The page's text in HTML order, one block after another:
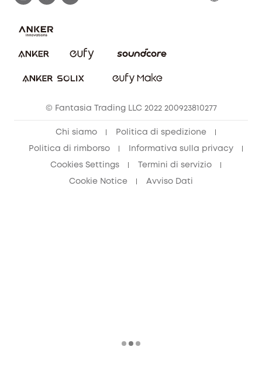
Annulla ordine
© Fantasia Trading LLC 2022 200923810277
Chi siamo Politica di spedizione
Politica di rimborso Informativa sulla privacy
Cookies Settings Termini di servizio
Cookie Notice Avviso Dati